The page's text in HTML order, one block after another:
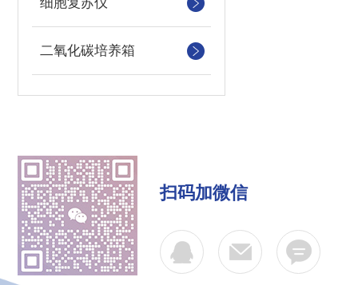
二氧化碳培养箱
扫码加微信